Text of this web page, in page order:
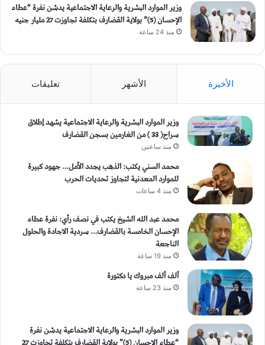
وزير الموارد البشرية والرعاية الاجتماعية يدشن نفرة “عطاء
الإحسان (5)” بولاية القضارف بتكلفة تجاوزت 27 مليار جنيه
منذ 24 ساعة
الأخيرة الأشهر تعليقات
وزير الموارد البشرية والرعاية الاجتماعية يشهد إطلاق
سراح( 33 ) من الغارمين بسجن القضارف
منذ ساعتين
محمد السني يكتب: الذهب يجدد الأمل… جهود كبيرة
للموارد المعدنية لتجاوز تحديات الحرب
منذ 4 ساعات
محمد عبد الله الشيخ يكتب في نصف رأي: نفرة عطاء
الإحسان الخامسة بالقضارف… سردية الاجادة والحلول
الناجعة
منذ 19 ساعة
ألف ألف مبروك يا دكتورة
منذ 23 ساعة
وزير الموارد البشرية والرعاية الاجتماعية يدشن نفرة